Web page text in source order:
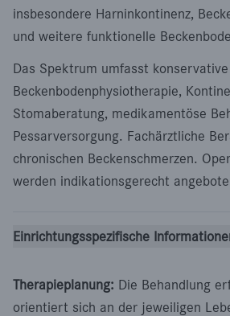
insbesondere Harninkontinenz,
und weitere funktionelle
Das Spektrum umfasst
Beckenbodenphysiotherapie,
Stomaberatung, medikamentöse
Pessarversorgung. Fachärztliche
chronischen Beckenschmerzen.
werden indikationsgerecht
Einrichtungsspezifische
Therapieplanung: Die Behandlung
orientiert sich an der jeweiligen